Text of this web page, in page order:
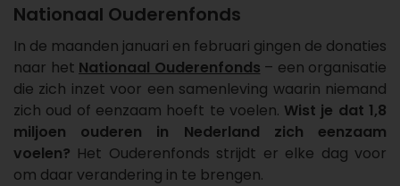
Nationaal Ouderenfonds
In de maanden januari en februari gingen de donaties
naar het Nationaal Ouderenfonds – een organisatie
die zich inzet voor een samenleving waarin niemand
zich oud of eenzaam hoeft te voelen. Wist je dat 1,8
miljoen ouderen in Nederland zich eenzaam
voelen? Het Ouderenfonds strijdt er elke dag voor
om daar verandering in te brengen.